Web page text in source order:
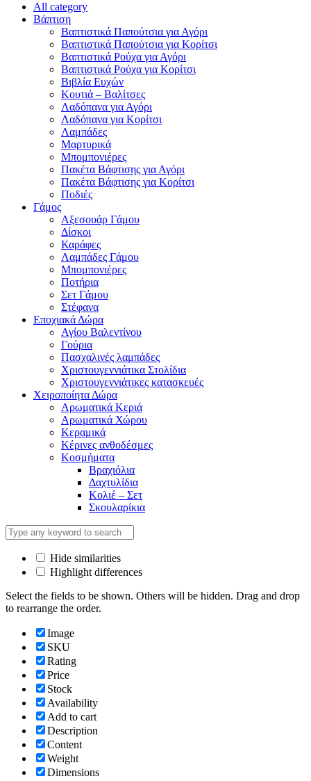
All category
Βάπτιση
Βαπτιστικά Παπούτσια για Αγόρι
Βαπτιστικά Παπούτσια για Κορίτσι
Βαπτιστικά Ρούχα για Αγόρι
Βαπτιστικά Ρούχα για Κορίτσι
Βιβλία Ευχών
Κουτιά – Βαλίτσες
Λαδόπανα για Αγόρι
Λαδόπανα για Κορίτσι
Λαμπάδες
Μαρτυρικά
Μπομπονιέρες
Πακέτα Βάφτισης για Αγόρι
Πακέτα Βάφτισης για Κορίτσι
Ποδιές
Γάμος
Αξεσουάρ Γάμου
Δίσκοι
Καράφες
Λαμπάδες Γάμου
Μπομπονιέρες
Ποτήρια
Σετ Γάμου
Στέφανα
Εποχιακά Δώρα
Αγίου Βαλεντίνου
Γούρια
Πασχαλινές λαμπάδες
Χριστουγεννιάτικα Στολίδια
Χριστουγεννιάτικες κατασκευές
Χειροποίητα Δώρα
Αρωματικά Κεριά
Αρωματικά Χώρου
Κεραμικά
Κέρινες ανθοδέσμες
Κοσμήματα
Βραχιόλια
Δαχτυλίδια
Κολιέ – Σετ
Σκουλαρίκια
Hide similarities
Highlight differences
Select the fields to be shown. Others will be hidden. Drag and drop
to rearrange the order.
Image
SKU
Rating
Price
Stock
Availability
Add to cart
Description
Content
Weight
Dimensions